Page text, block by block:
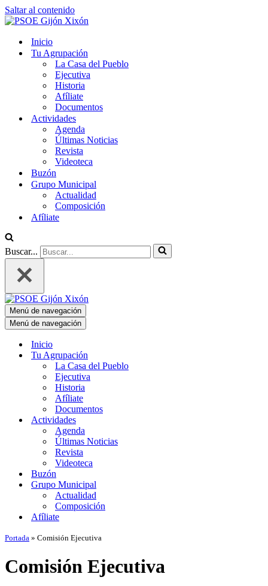
Saltar al contenido
Inicio
Tu Agrupación
La Casa del Pueblo
Ejecutiva
Historia
Afíliate
Documentos
Actividades
Agenda
Últimas Noticias
Revista
Videoteca
Buzón
Grupo Municipal
Actualidad
Composición
Afíliate
Buscar...
Menú de navegación
Menú de navegación
Inicio
Tu Agrupación
La Casa del Pueblo
Ejecutiva
Historia
Afíliate
Documentos
Actividades
Agenda
Últimas Noticias
Revista
Videoteca
Buzón
Grupo Municipal
Actualidad
Composición
Afíliate
Portada » Comisión Ejecutiva
Comisión Ejecutiva